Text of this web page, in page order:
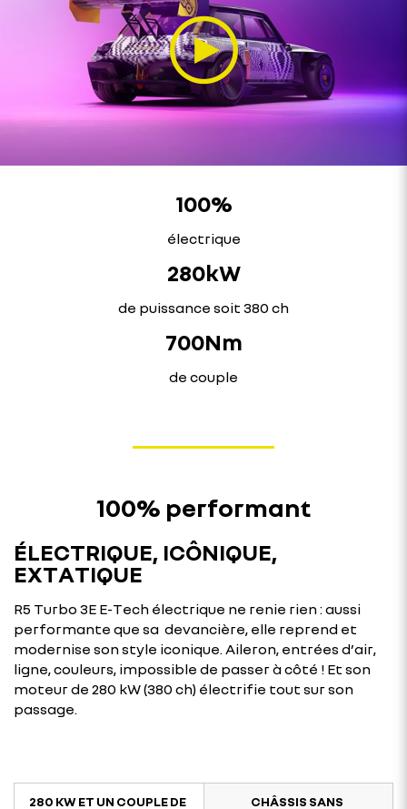
100%
électrique
280kW
de puissance soit 380 ch
700Nm
de couple
100% performant
ÉLECTRIQUE, ICÔNIQUE,
EXTATIQUE
R5 Turbo 3E E-Tech électrique ne renie rien : aussi
performante que sa devancière, elle reprend et
modernise son style iconique. Aileron, entrées d’air,
ligne, couleurs, impossible de passer à côté ! Et son
moteur de 280 kW (380 ch) électrifie tout sur son
passage.
280 KW ET UN COUPLE DE CHÂSSIS SANS